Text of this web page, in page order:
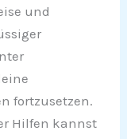
und
fortzusetzen.
Hilfen kannst